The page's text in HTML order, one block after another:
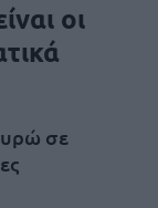
οι
σε